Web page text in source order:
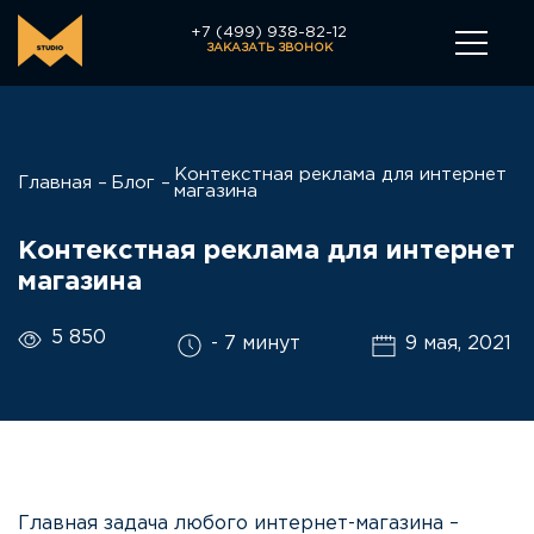
+7 (499) 938-82-12
ЗАКАЗАТЬ ЗВОНОК
Главная Блог
Контекстная реклама для интернет
магазина
Контекстная реклама для интернет
магазина
5 850 - 7 минут 9 мая, 2021
Главная задача любого интернет-магазина –